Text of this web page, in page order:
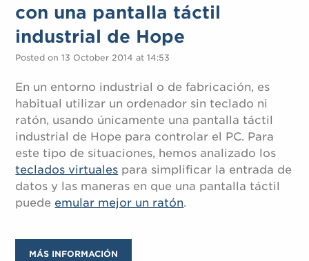
con una pantalla táctil
industrial de Hope
Posted on 13 October 2014 at 14:53
En un entorno industrial o de fabricación, es
habitual utilizar un ordenador sin teclado ni
ratón, usando únicamente una pantalla táctil
industrial de Hope para controlar el PC. Para
este tipo de situaciones, hemos analizado los
teclados virtuales para simplificar la entrada de
datos y las maneras en que una pantalla táctil
puede emular mejor un ratón.
MÁS INFORMACIÓN